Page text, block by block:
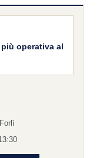
operativa al